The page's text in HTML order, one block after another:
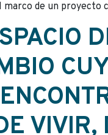
marco de un
VIVIR,